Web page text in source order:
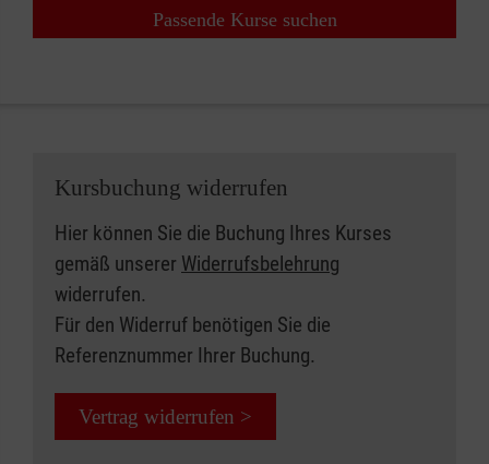
Passende Kurse suchen
Kursbuchung widerrufen
Hier können Sie die Buchung Ihres Kurses
gemäß unserer Widerrufsbelehrung
widerrufen.
Für den Widerruf benötigen Sie die
Referenznummer Ihrer Buchung.
Vertrag widerrufen >